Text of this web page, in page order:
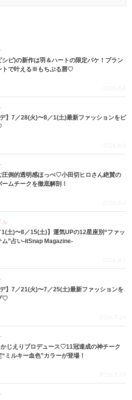
ピ)の新作は羽＆ハートの限定パケ！プラン
トで叶える※もちぷる唇♡
2026.8.6
デ】7／28(火)〜8／1(土)最新ファッションをピ
2026.8.5
圧倒的透明感ほっぺ♡小田切ヒロさん絶賛の
ムチークを徹底解剖！
2026.8.4
ル
1(土)〜8／15(土)】運気UPの12星座別“ファッ
ム”占い-itSnap Magazine-
2026.8.1
デ】7／21(火)〜7／25(土)最新ファッションを
♡
2026.7.29
かじえりプロデュース♡11冠達成の神チーク
ミルキー血色”カラーが登場！
2026.7.27